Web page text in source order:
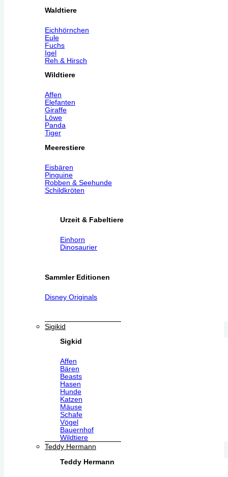
Waldtiere
Eichhörnchen
Eule
Fuchs
Igel
Reh & Hirsch
Wildtiere
Affen
Elefanten
Giraffe
Löwe
Panda
Tiger
Meerestiere
Eisbären
Pinguine
Robben & Seehunde
Schildkröten
Urzeit & Fabeltiere
Einhorn
Dinosaurier
Sammler Editionen
Disney Originals
Sigikid
Sigkid
Affen
Bären
Beasts
Hasen
Hunde
Katzen
Mäuse
Schafe
Vögel
Bauernhof
Wildtiere
Teddy Hermann
Teddy Hermann